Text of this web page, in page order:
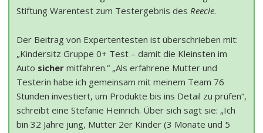
Stiftung Warentest zum Testergebnis des Reecle.
Der Beitrag von Expertentesten ist überschrieben mit:
„Kindersitz Gruppe 0+ Test – damit die Kleinsten im
Auto sicher mitfahren.“ „Als erfahrene Mutter und
Testerin habe ich gemeinsam mit meinem Team 76
Stunden investiert, um Produkte bis ins Detail zu prüfen“,
schreibt eine Stefanie Heinrich. Über sich sagt sie: „Ich
bin 32 Jahre jung, Mutter 2er Kinder (3 Monate und 5